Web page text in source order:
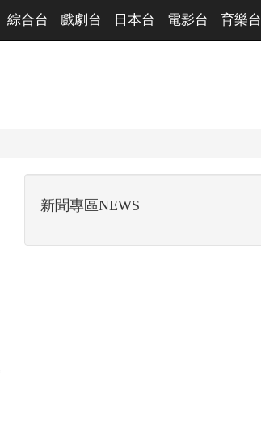
綜合台 戲劇台 日本台 電影台 育樂台
新聞專區NEWS